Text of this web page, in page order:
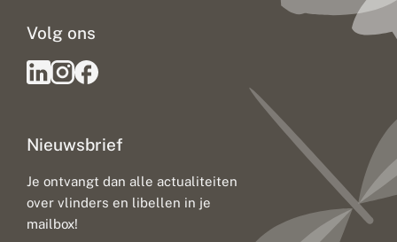
Nieuwsbrief
Je ontvangt dan alle actualiteiten
over vlinders en libellen in je
mailbox!
Volg ons